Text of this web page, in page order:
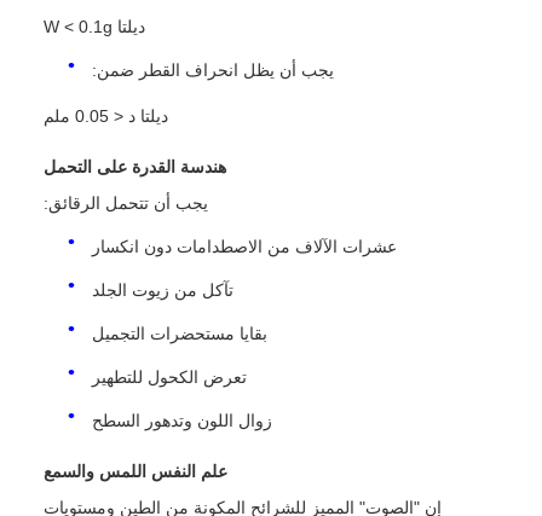
يجب أن يظل انحراف القطر ضمن:
ديلتا د < 0.05 ملم
هندسة القدرة على التحمل
يجب أن تتحمل الرقائق:
عشرات الآلاف من الاصطدامات دون انكسار
تآكل من زيوت الجلد
بقايا مستحضرات التجميل
تعرض الكحول للتطهير
زوال اللون وتدهور السطح
علم النفس اللمس والسمع
إن "الصوت" المميز للشرائح المكونة من الطين ومستويات